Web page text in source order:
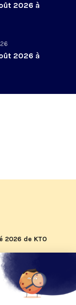
2026 à
2026 à
2026 de KTO
pape Léon
sur KTO le